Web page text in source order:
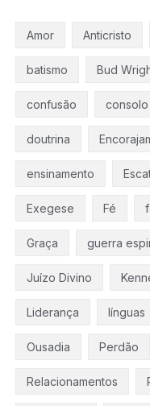
Amor Anticristo
batismo Bud
confusão consolo
doutrina
ensinamento
Exegese Fé
Graça guerra
Juízo Divino
Liderança línguas
Ousadia Perdão
Relacionamentos